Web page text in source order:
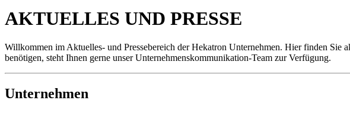
AKTUELLES UND PRESSE
Willkommen im Aktuelles- und Pressebereich der Hekatron Unternehmen. Hier finden
benötigen, steht Ihnen gerne unser Unternehmenskommunikation-Team zur Verfügung.
Unternehmen